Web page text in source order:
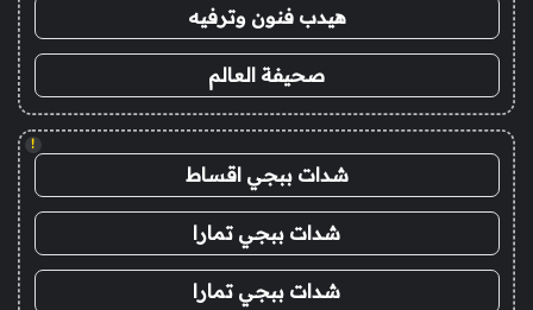
هيدب فنون وترفيه
صحيفة العالم
!
شدات ببجي اقساط
شدات ببجي تمارا
شدات ببجي تمارا